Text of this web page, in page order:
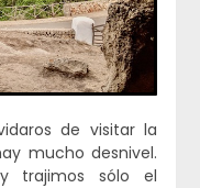
de visitar la
mucho desnivel.
trajimos sólo el